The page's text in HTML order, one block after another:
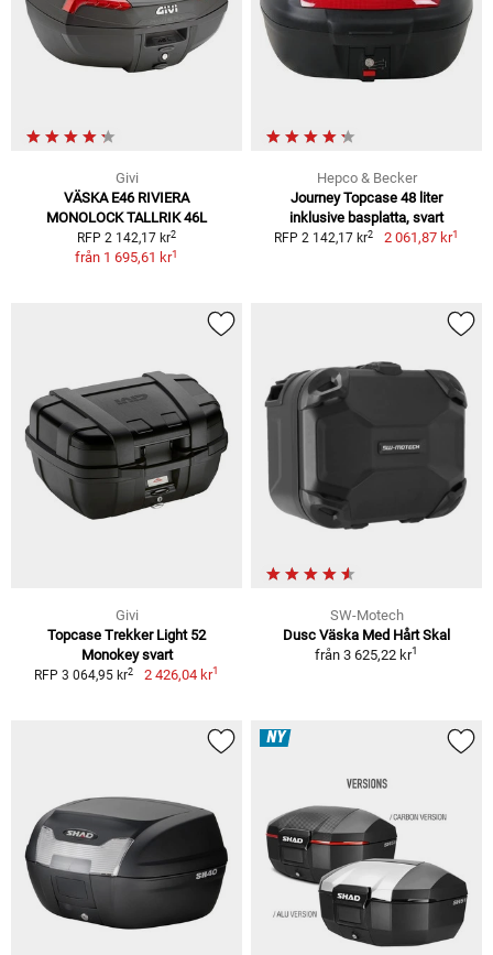
Givi
VÄSKA E46 RIVIERA
MONOLOCK TALLRIK 46L
RFP 2 142,17 kr2
från 1 695,61 kr1
Hepco & Becker
Journey Topcase 48 liter
inklusive basplatta, svart
RFP 2 142,17 kr2 2 061,87 kr1
Givi
Topcase Trekker Light 52
Monokey svart
RFP 3 064,95 kr2 2 426,04 kr1
SW-Motech
Dusc Väska Med Hårt Skal
från 3 625,22 kr1
NY